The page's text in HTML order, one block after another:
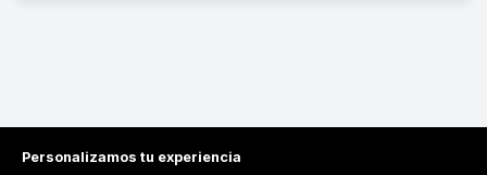
Personalizamos tu experiencia